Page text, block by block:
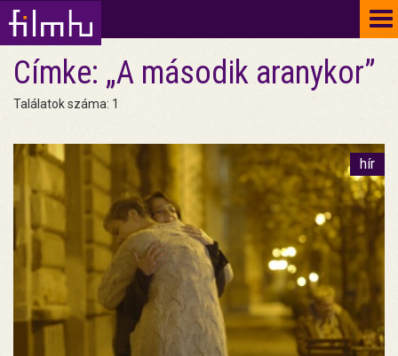
Címke: „A második aranykor”
Találatok száma: 1
hír